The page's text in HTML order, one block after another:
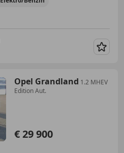
Opel Grandland 1.2 MHEV
Edition Aut.
€ 29 900